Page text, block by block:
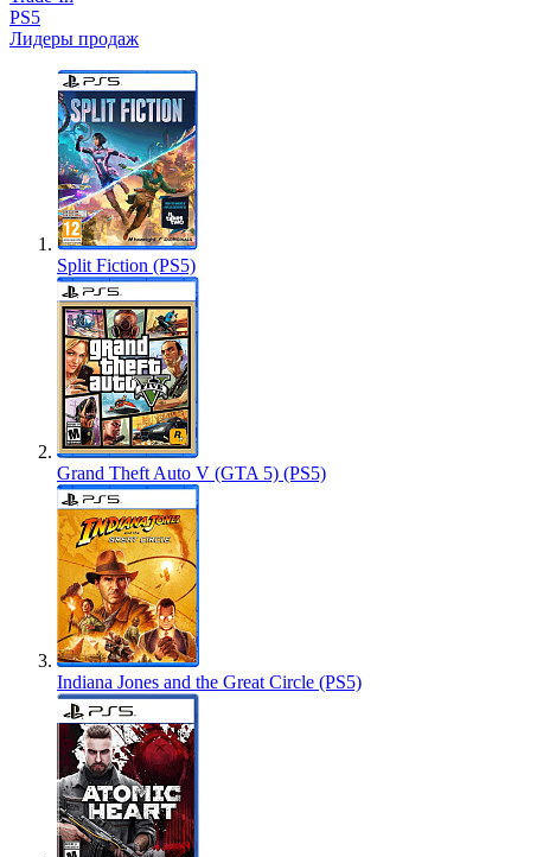
PS5
Лидеры продаж
Split Fiction (PS5)
Grand Theft Auto V (GTA 5) (PS5)
Indiana Jones and the Great Circle (PS5)